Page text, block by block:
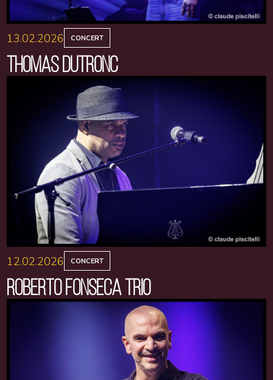
13.02.2026 CONCERT
THOMAS DUTRONC
12.02.2026 CONCERT
ROBERTO FONSECA TRIO